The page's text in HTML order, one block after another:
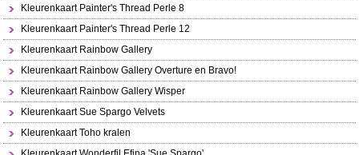
Kleurenkaart Painter's Thread Perle 8
Kleurenkaart Painter's Thread Perle 12
Kleurenkaart Rainbow Gallery
Kleurenkaart Rainbow Gallery Overture en Bravo!
Kleurenkaart Rainbow Gallery Wisper
Kleurenkaart Sue Spargo Velvets
Kleurenkaart Toho kralen